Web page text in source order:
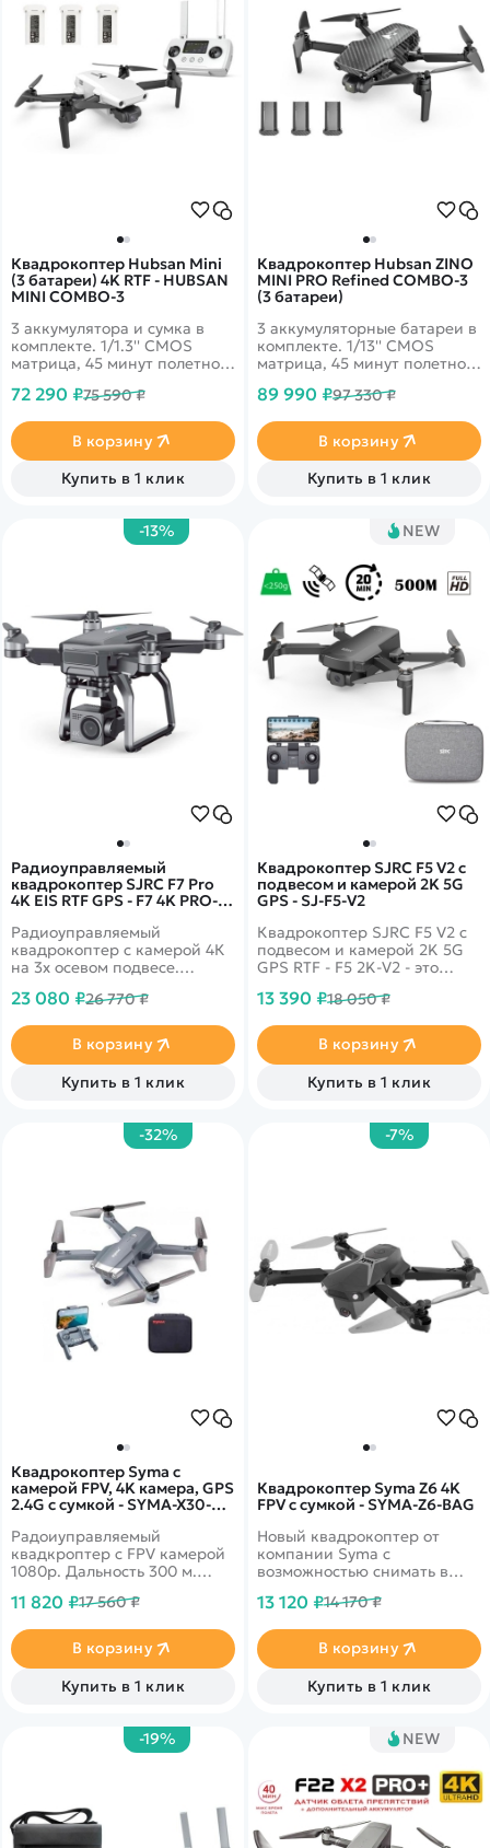
Квадрокоптер Hubsan Mini
(3 батареи) 4K RTF - HUBSAN
MINI COMBO-3
3 аккумулятора и сумка в
комплекте. 1/1.3'' CMOS
матрица, 45 минут полетного
до 9км! 4k запись видео
смартфон
72 290 ₽75 590 ₽
В корзину
Купить в 1 клик
Квадрокоптер Hubsan ZINO
MINI PRO Refined COMBO-3
(3 батареи)
3 аккумуляторные батареи в
комплекте. 1/13'' CMOS
матрица, 45 минут полетного
до 13км! 4k запись видео
смартфон
89 990 ₽97 330 ₽
В корзину
Купить в 1 клик
-13%
Радиоуправляемый
квадрокоптер SJRC F7 Pro
4K EIS RTF GPS - F7 4K PRO-
Радиоуправляемый
квадрокоптер с камерой 4К
на 3х осевом подвесе.
благодаря обновленной
3км. Время полёта достигает
25 минут. Обладает
интеллектуальными
режимами полёта.
23 080 ₽26 770 ₽
В корзину
Купить в 1 клик
NEW
Квадрокоптер SJRC F5 V2 с
подвесом и камерой 2K 5G
GPS - SJ-F5-V2
Квадрокоптер SJRC F5 V2 с
подвесом и камерой 2K 5G
GPS RTF - F5 2K-V2 - это
складного квадрокоптера от
квадрокоптера всего 248
грамм. Также в комплекте вы
найдете удобную сумку для
хранения и
13 390 ₽18 050 ₽
В корзину
Купить в 1 клик
-32%
Квадрокоптер Syma с
камерой FPV, 4K камера, GPS
2.4G с сумкой - SYMA-X30-
Радоиуправляемый
квадкроптер с FPV камерой
1080p. Дальность 300 м.
минут! GPS
барометр, 6-осевой
гироскоп. Headless Mode,
Follow me, управление
жестами, безопасный взлет
точку старта. Поставляется в
комплекте с сумкой.
11 820 ₽17 560 ₽
В корзину
Купить в 1 клик
-7%
Квадрокоптер Syma Z6 4K
FPV с сумкой - SYMA-Z6-BAG
Новый квадрокоптер от
компании Syma с
возможностью снимать в
наклоняется на 90 градусов.
аккумуляторе может
достигать 27 минут. Не
требует регистрации.
13 120 ₽14 170 ₽
В корзину
Купить в 1 клик
-19% NEW